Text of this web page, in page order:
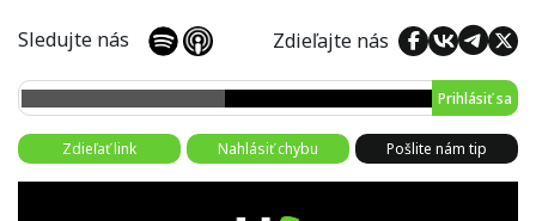
Sledujte nás Zdieľajte nás
Prihlásiť sa
Zdieľať link Nahlásiť chybu Pošlite nám tip